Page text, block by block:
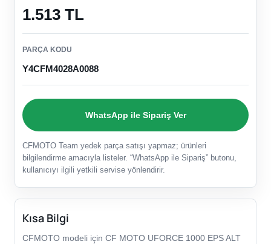
1.513 TL
PARÇA KODU
Y4CFM4028A0088
WhatsApp ile Sipariş Ver
CFMOTO Team yedek parça satışı yapmaz; ürünleri
bilgilendirme amacıyla listeler. “WhatsApp ile Sipariş” butonu,
kullanıcıyı ilgili yetkili servise yönlendirir.
Kısa Bilgi
CFMOTO modeli için CF MOTO UFORCE 1000 EPS ALT